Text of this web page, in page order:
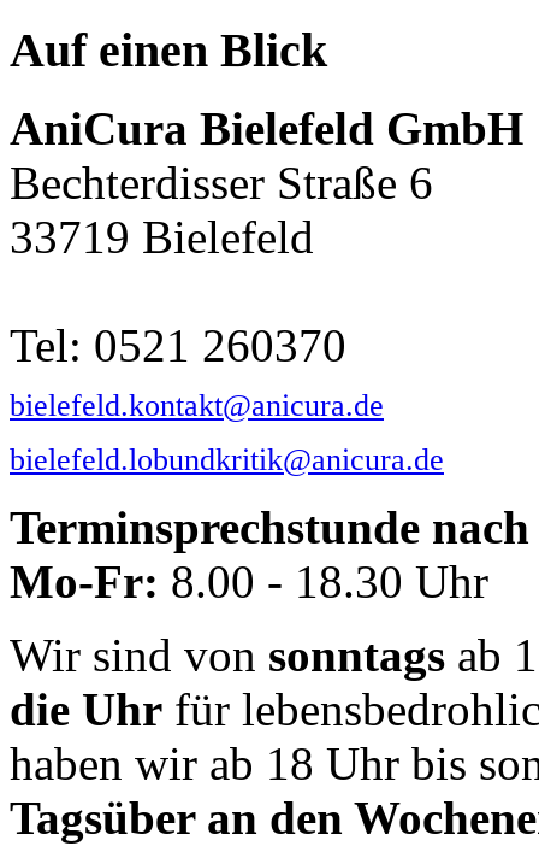
Auf einen Blick
AniCura Bielefeld GmbH
Bechterdisser Straße 6
33719 Bielefeld
Tel: 0521 260370
bielefeld.kontakt@anicura.de
bielefeld.lobundkritik@anicura.de
Terminsprechstunde
Mo-Fr: 8.00 - 18.30 Uhr
Wir sind von sonntags ab
die Uhr für
haben wir ab 18 Uhr bis
Tagsüber an den